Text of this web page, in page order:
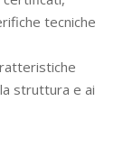
tecniche
struttura e ai